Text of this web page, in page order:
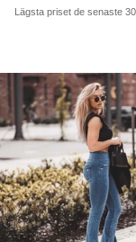
Lägsta priset de senaste